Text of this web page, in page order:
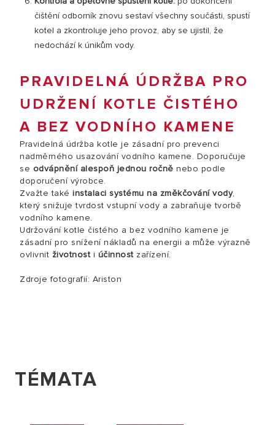
čištění odborník znovu sestaví všechny součásti, spustí
kotel a zkontroluje jeho provoz, aby se ujistil, že
nedochází k únikům vody.
PRAVIDELNÁ ÚDRŽBA PRO
UDRŽENÍ KOTLE ČISTÉHO
A BEZ VODNÍHO KAMENE
Pravidelná údržba kotle je zásadní pro prevenci
nadměrného usazování vodního kamene. Doporučuje
se odvápnění alespoň jednou ročně nebo podle
doporučení výrobce.
Zvažte také instalaci systému na změkčování vody,
který snižuje tvrdost vstupní vody a zabraňuje tvorbě
vodního kamene.
Udržování kotle čistého a bez vodního kamene je
zásadní pro snížení nákladů na energii a může výrazně
ovlivnit životnost i účinnost zařízení.
Zdroje fotografií: Ariston
TÉMATA